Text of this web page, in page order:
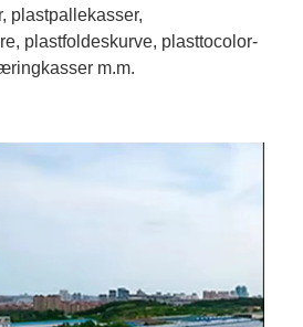
plastpallekasser,
plastfoldeskurve, plasttocolor-
m.m.